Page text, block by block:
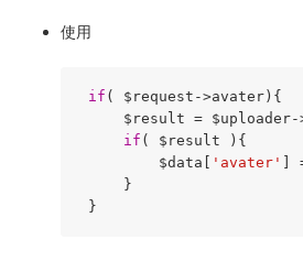
使用
if ( $request->avater){
$result =
if ( $result ){
         $data[
'avater' ]
     }